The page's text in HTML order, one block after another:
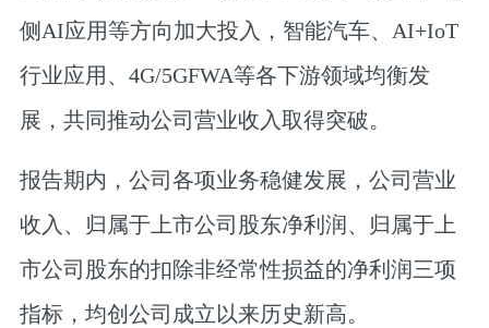
侧AI应用等方向加大投入，智能汽车、AI+IoT
行业应用、4G/5GFWA等各下游领域均衡发
展，共同推动公司营业收入取得突破。
报告期内，公司各项业务稳健发展，公司营业
收入、归属于上市公司股东净利润、归属于上
市公司股东的扣除非经常性损益的净利润三项
指标，均创公司成立以来历史新高。